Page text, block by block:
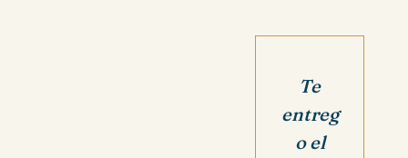
Te
entreg
o el